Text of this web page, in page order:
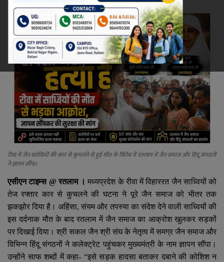
रेलवे
खेल
ज्योतिष
कला-साहित्य
निर्वाचन
धर्म-संस्कृति
करियर
वीडियो
YouTube
Language
रीवा में जैन साध्वियों की कार से कुचलने से हुई मौत के विरोध में रतलाम में जैन समाज और हिंदू संगठनों
ने ज्ञापन सौंपा।
एसीएन टाइम्स @ रतलाम । मध्यप्रदेश के रीवा में विहाररत जैन साध्वियों को
तेज रफ्तार कार से कुचलने की घटना ने पूरे जैन समाज को भीतर तक
झकझोर दिया है। अहिंसा,संयम और तपस्या का संदेश देने वाली साध्वियों की
इस दर्दनाक मौत के बाद रतलाम में जैन समाज का आक्रोश खुलकर सड़कों
पर दिखाई दिया। श्री सकल जैन श्री संघ के नेतृत्व में समग्र जैन समाज और
विभिन्न हिंदू संगठनों ने कलेक्ट्रेट पहुंचकर मुख्यमंत्री के नाम ज्ञापन सौंपा।
उन्होंने साफ शब्दों में कहा- “इसे सड़क हादसा बताकर दबाने की कोशिश न